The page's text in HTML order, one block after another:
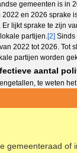
gemeenten is in
en 2026
lijkt sprake te zijn
partijen.[2] Sinds
2022 tot 2026.
partijen worden
aantal
te weten
gemeenteraad of